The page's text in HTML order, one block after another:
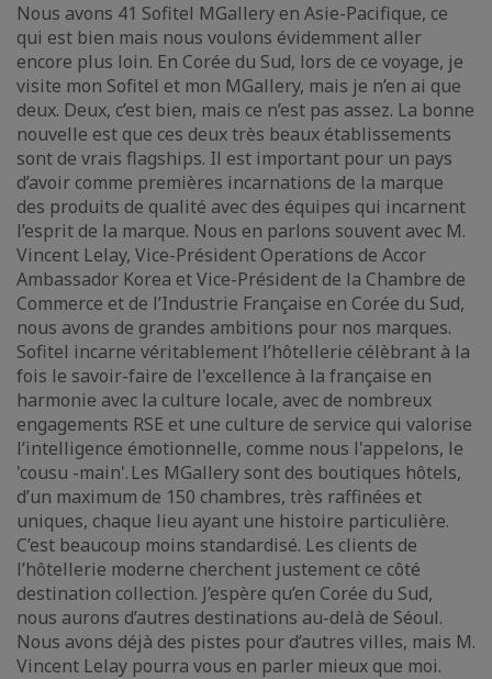
Nous avons 41 Sofitel MGallery en Asie-Pacifique, ce
qui est bien mais nous voulons évidemment aller
encore plus loin. En Corée du Sud, lors de ce voyage, je
visite mon Sofitel et mon MGallery, mais je n’en ai que
deux. Deux, c’est bien, mais ce n’est pas assez. La bonne
nouvelle est que ces deux très beaux établissements
sont de vrais flagships. Il est important pour un pays
d’avoir comme premières incarnations de la marque
des produits de qualité avec des équipes qui incarnent
l’esprit de la marque. Nous en parlons souvent avec M.
Vincent Lelay, Vice-Président Operations de Accor
Ambassador Korea et Vice-Président de la Chambre de
Commerce et de l’Industrie Française en Corée du Sud,
nous avons de grandes ambitions pour nos marques.
Sofitel incarne véritablement l’hôtellerie célèbrant à la
fois le savoir-faire de l'excellence à la française en
harmonie avec la culture locale, avec de nombreux
engagements RSE et une culture de service qui valorise
l’intelligence émotionnelle, comme nous l'appelons, le
'cousu -main'. Les MGallery sont des boutiques hôtels,
d’un maximum de 150 chambres, très raffinées et
uniques, chaque lieu ayant une histoire particulière.
C’est beaucoup moins standardisé. Les clients de
l’hôtellerie moderne cherchent justement ce côté
destination collection. J’espère qu’en Corée du Sud,
nous aurons d’autres destinations au-delà de Séoul.
Nous avons déjà des pistes pour d’autres villes, mais M.
Vincent Lelay pourra vous en parler mieux que moi.